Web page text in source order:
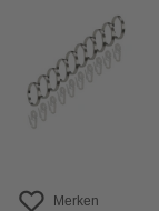
Merken